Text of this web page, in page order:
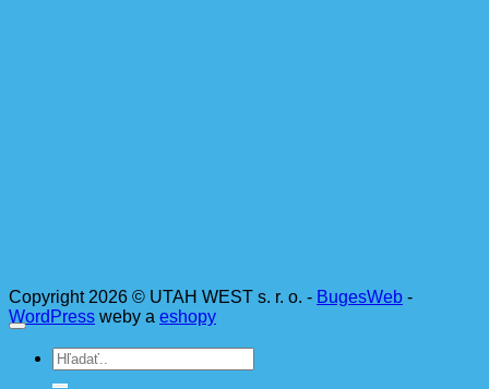
Copyright 2026 © UTAH WEST s. r. o. - BugesWeb -
WordPress weby a eshopy